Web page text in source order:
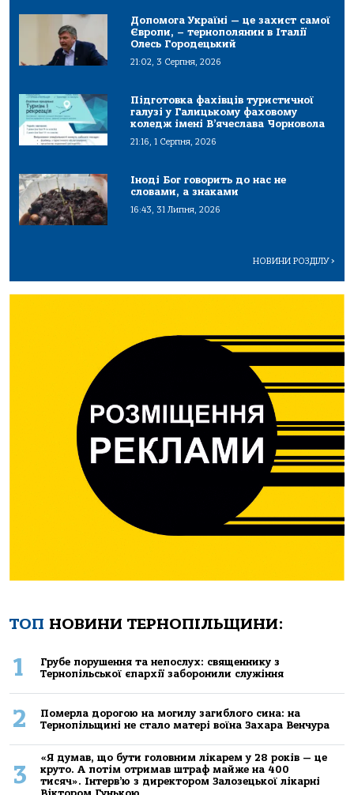
Допомога Україні — це захист самої
Європи, – тернополянин в Італії
Олесь Городецький
21:02, 3 Серпня, 2026
Підготовка фахівців туристичної
галузі у Галицькому фаховому
коледж імені В’ячеслава Чорновола
21:16, 1 Серпня, 2026
Іноді Бог говорить до нас не
словами, а знаками
16:43, 31 Липня, 2026
НОВИНИ РОЗДІЛУ>
ТОП НОВИНИ ТЕРНОПІЛЬЩИНИ:
1
Грубе порушення та непослух: священнику з
Тернопільської єпархії заборонили служіння
2
Померла дорогою на могилу загиблого сина: на
Тернопільщині не стало матері воїна Захара Венчура
3
«Я думав, що бути головним лікарем у 28 років — це
круто. А потім отримав штраф майже на 400
тисяч». Інтерв’ю з директором Залозецької лікарні